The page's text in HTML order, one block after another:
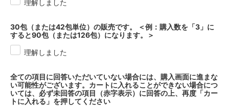
理解しました
30包（または42包単位）の販売です。 ＜例：購入数を「3」に
すると90包（または126包）になります。＞
理解しました
全ての項目に回答いただいていない場合には、購入画面に進まな
い可能性がございます。カートに入れることができない場合につ
いては、必ず未回答の項目（赤字表示）に回答の上、再度「カー
トに入れる」を押してください